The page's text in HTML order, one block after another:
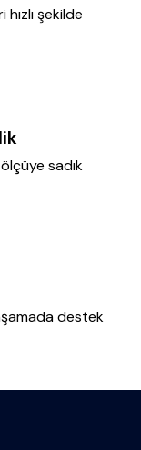
şekilde
sadık
destek